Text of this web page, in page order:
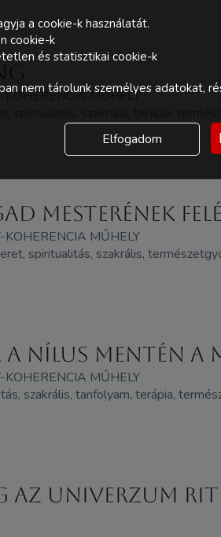
MŰHELY
spiritualitás, szakrális, terápia,
mesterének
MŰHELY
spiritualitás, szakrális,
Nílus mentén
MŰHELY
szakrális, tanfolyam, terápia,
Az Univerzum
a cookie-k használatát.
cookie-k
és statisztikai cookie-k
nem tárolunk személyes adatokat,
Elfogadom